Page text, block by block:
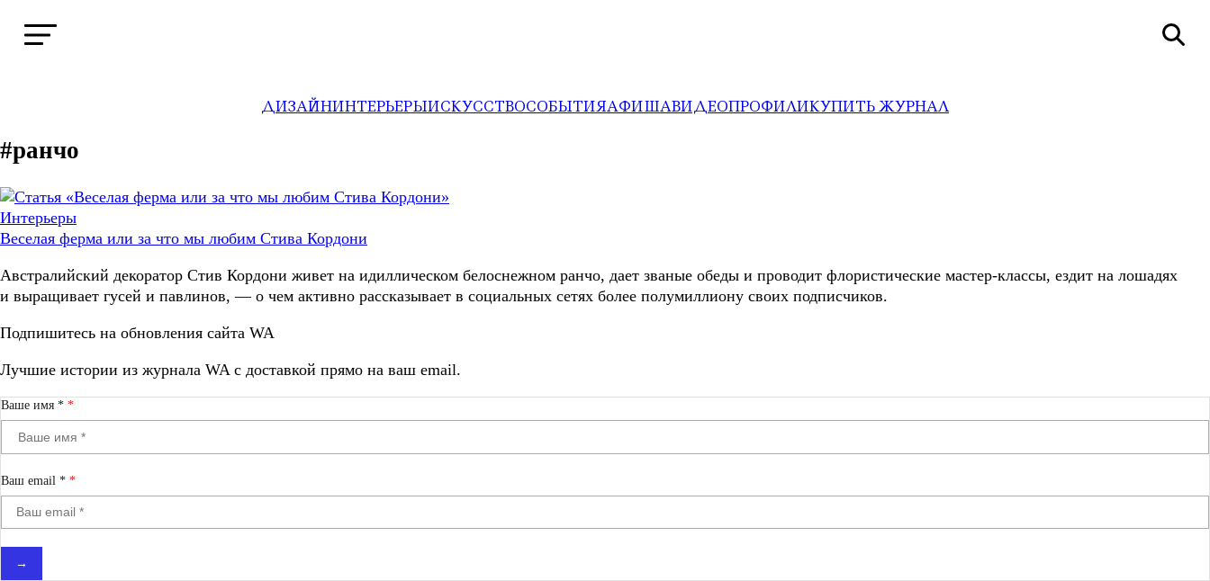
ДИЗАЙНИНТЕРЬЕРЫИСКУССТВОСОБЫТИЯАФИШАВИДЕОПРОФИЛИКУПИТЬ ЖУРНАЛ
#ранчо
Интерьеры
Веселая ферма или за что мы любим Стива Кордони
Австралийский декоратор Стив Кордони живет на идиллическом белоснежном ранчо, дает званые обеды и проводит флористические мастер-классы, ездит на лошадях
и выращивает гусей и павлинов, — о чем активно рассказывает в социальных сетях более полумиллиону своих подписчиков.
Подпишитесь на обновления сайта WA
Лучшие истории из журнала WA c доставкой прямо на ваш email.
Ваше имя *
Ваш email *
→